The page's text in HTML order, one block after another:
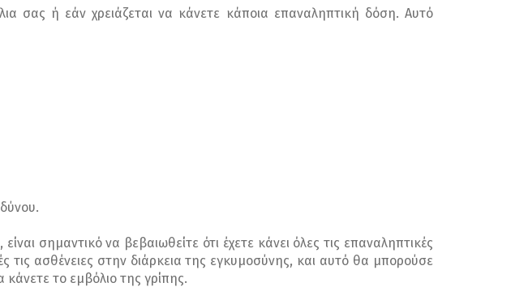
σας ή εάν χρειάζεται να κάνετε κάποια επαναληπτική δόση. Αυτό
σημαντικό να βεβαιωθείτε ότι έχετε κάνει όλες τις επαναληπτικές
ασθένειες στην διάρκεια της εγκυμοσύνης, και αυτό θα μπορούσε
το εμβόλιο της γρίπης.